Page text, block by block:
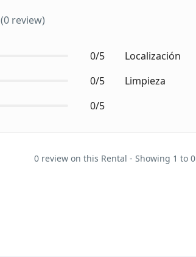
(0 review)
0/5 Localización
0/5 Limpieza
0/5
0 review on this Rental - Showing 1 to 0